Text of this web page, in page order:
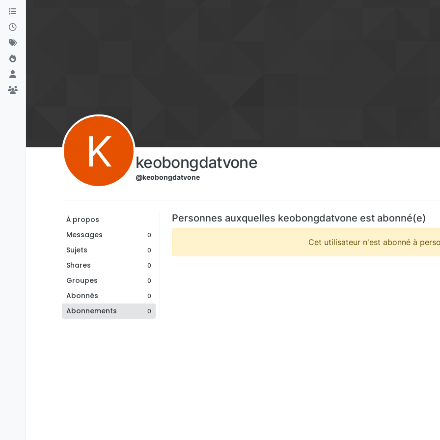
Aller directement au contenu
K keobongdatvone
@keobongdatvone
À propos
Messages
0
Sujets 0
Shares 0
Groupes 0
Abonnés 0
Abonnements 0
Personnes auxquelles keobongdatvone est abonné(e)
Cet utilisateur n'est abonné à